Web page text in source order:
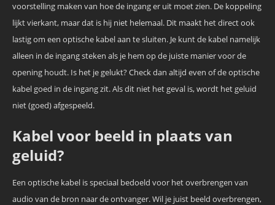
voorstelling maken van hoe de ingang er uit moet zien. De koppeling
lijkt vierkant, maar dat is hij niet helemaal. Dit maakt het direct ook
lastig om een optische kabel aan te sluiten. Je kunt de kabel namelijk
alleen in de ingang steken als je hem op de juiste manier voor de
opening houdt. Is het je gelukt? Check dan altijd even of de optische
kabel goed in de ingang zit. Als dit niet het geval is, wordt het geluid
niet (goed) afgespeeld.
Kabel voor beeld in plaats van
geluid?
Een optische kabel is speciaal bedoeld voor het overbrengen van
audio van de bron naar de ontvanger. Wil je juist beeld overbrengen,